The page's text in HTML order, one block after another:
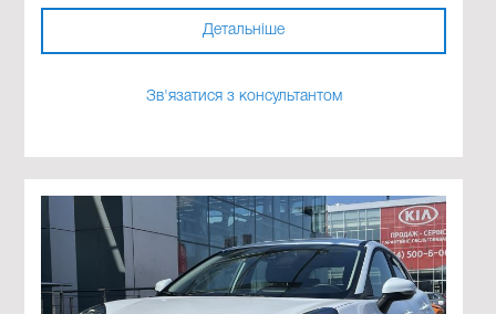
Детальніше
Зв'язатися з консультантом